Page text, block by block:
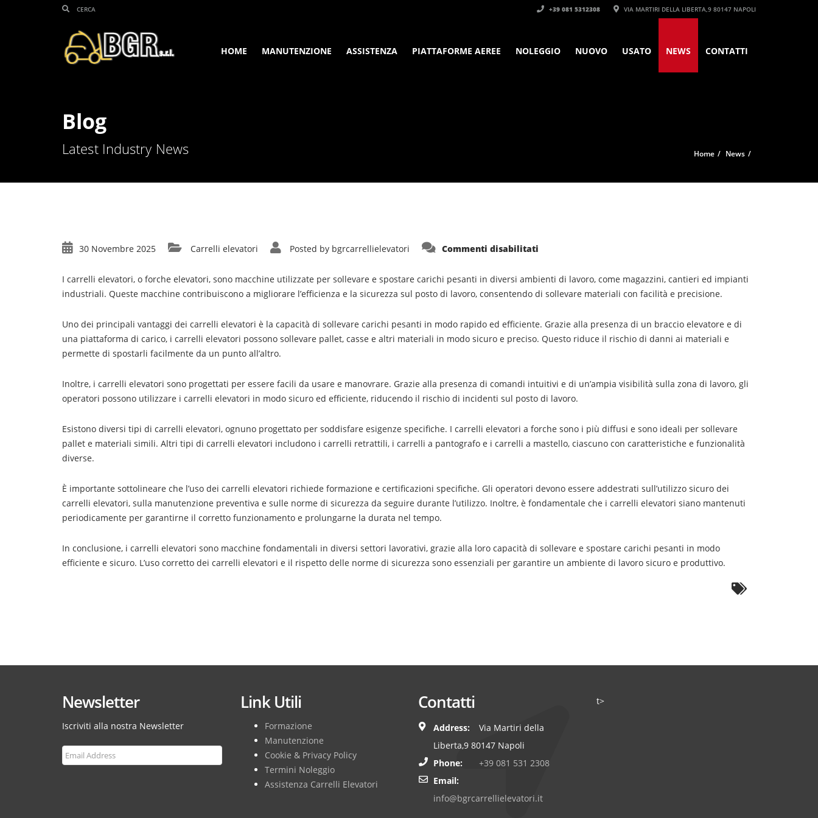
+39 081 5312308‬ VIA MARTIRI DELLA LIBERTA,9 80147 NAPOLI
HOME MANUTENZIONE ASSISTENZA PIATTAFORME AEREE NOLEGGIO NUOVO USATO NEWS CONTATTI
Blog
Latest Industry News Home News
30 Novembre 2025 Carrelli elevatori Posted by bgrcarrellielevatori Commenti disabilitati
I carrelli elevatori, o forche elevatori, sono macchine utilizzate per sollevare e spostare carichi pesanti in diversi ambienti di lavoro, come magazzini, cantieri ed impianti
industriali. Queste macchine contribuiscono a migliorare l’efficienza e la sicurezza sul posto di lavoro, consentendo di sollevare materiali con facilità e precisione.
Uno dei principali vantaggi dei carrelli elevatori è la capacità di sollevare carichi pesanti in modo rapido ed efficiente. Grazie alla presenza di un braccio elevatore e di
una piattaforma di carico, i carrelli elevatori possono sollevare pallet, casse e altri materiali in modo sicuro e preciso. Questo riduce il rischio di danni ai materiali e
permette di spostarli facilmente da un punto all’altro.
Inoltre, i carrelli elevatori sono progettati per essere facili da usare e manovrare. Grazie alla presenza di comandi intuitivi e di un’ampia visibilità sulla zona di lavoro, gli
operatori possono utilizzare i carrelli elevatori in modo sicuro ed efficiente, riducendo il rischio di incidenti sul posto di lavoro.
Esistono diversi tipi di carrelli elevatori, ognuno progettato per soddisfare esigenze specifiche. I carrelli elevatori a forche sono i più diffusi e sono ideali per sollevare
pallet e materiali simili. Altri tipi di carrelli elevatori includono i carrelli retrattili, i carrelli a pantografo e i carrelli a mastello, ciascuno con caratteristiche e funzionalità
diverse.
È importante sottolineare che l’uso dei carrelli elevatori richiede formazione e certificazioni specifiche. Gli operatori devono essere addestrati sull’utilizzo sicuro dei
carrelli elevatori, sulla manutenzione preventiva e sulle norme di sicurezza da seguire durante l’utilizzo. Inoltre, è fondamentale che i carrelli elevatori siano mantenuti
periodicamente per garantirne il corretto funzionamento e prolungarne la durata nel tempo.
In conclusione, i carrelli elevatori sono macchine fondamentali in diversi settori lavorativi, grazie alla loro capacità di sollevare e spostare carichi pesanti in modo
efficiente e sicuro. L’uso corretto dei carrelli elevatori e il rispetto delle norme di sicurezza sono essenziali per garantire un ambiente di lavoro sicuro e produttivo.
Newsletter
Iscriviti alla nostra Newsletter
Link Utili
Formazione
Manutenzione
Cookie & Privacy Policy
Termini Noleggio
Assistenza Carrelli Elevatori
Contatti
Address:
Via Martiri della
Liberta,9 80147 Napoli
Phone:
+39 081 531 2308
Email:
info@bgrcarrellielevatori.it
t>